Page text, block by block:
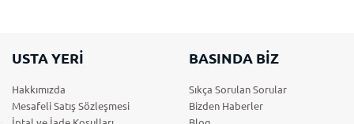
USTA YERİ
Hakkımızda
Mesafeli Satış Sözleşmesi
BASINDA BİZ
Sıkça Sorulan Sorular
Bizden Haberler